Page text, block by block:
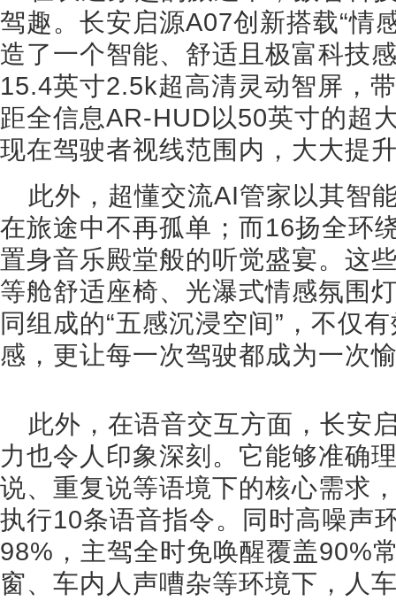
驾趣。长安启源A07创新搭载“情
造了一个智能、舒适且极富科技
15.4英寸2.5k超高清灵动智屏，
距全信息AR-HUD以50英寸的超
现在驾驶者视线范围内，大大提
此外，超懂交流AI管家以其智
在旅途中不再孤单；而16扬全环
置身音乐殿堂般的听觉盛宴。这
等舱舒适座椅、光瀑式情感氛围
同组成的“五感沉浸空间”，不仅
感，更让每一次驾驶都成为一次
此外，在语音交互方面，长安
力也令人印象深刻。它能够准确
说、重复说等语境下的核心需求
执行10条语音指令。同时高噪声
98%，主驾全时免唤醒覆盖90%
窗、车内人声嘈杂等环境下，人